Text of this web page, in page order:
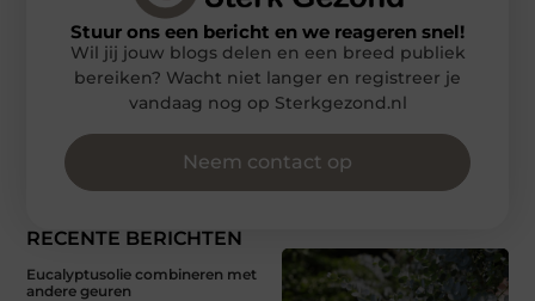
RECENTE BERICHTEN
Eucalyptusolie combineren met
andere geuren
Stuur ons een bericht en we reageren snel!
Wil jij jouw blogs delen en een breed publiek
bereiken? Wacht niet langer en registreer je
vandaag nog op Sterkgezond.nl
Neem contact op